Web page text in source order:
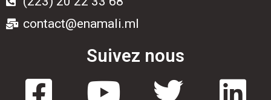
contact@enamali.ml
Suivez nous